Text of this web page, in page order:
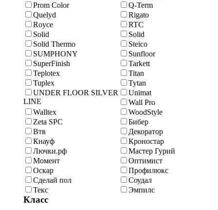
Prom Color
Q-Term
Quelyd
Rigato
Royce
RTC
Solid
Solid
Solid Thermo
Steico
SUMPHONY
Sunfloor
SuperFinish
Tarkett
Teplotex
Titan
Tuplex
Tytan
UNDER FLOOR SILVER
LINE
Unimat
Wall Pro
Walltex
WoodStyle
Zeta SPC
Бибер
Втв
Декоратор
Кнауф
Кроностар
Лючки.рф
Мастер Гурий
Момент
Оптимист
Оскар
Профилюкс
Сделай пол
Соудал
Текс
Эмпилс
Класс